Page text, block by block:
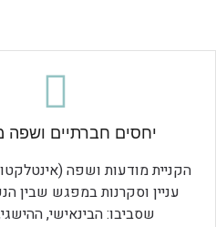
יחסים חברתיים
הקניית מודעות ושפה
עניין וסקרנות במפגש שבין
שסביבו: הבינאישי,